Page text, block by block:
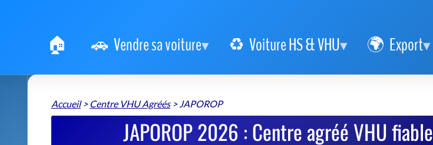
Vendre sa voiture Voiture HS & VHU Export
Accueil> Centre VHU Agréés>JAPOROP
JAPOROP 2026 : Centre agréé VHU fiable